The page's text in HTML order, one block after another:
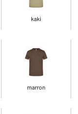
kaki
marron